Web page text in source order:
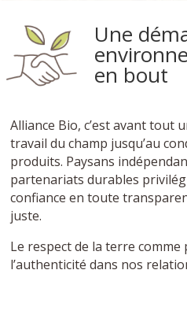
Une
en bout
Alliance Bio, c’est avant tout
travail du champ jusqu’au
produits. Paysans
partenariats durables
confiance en toute
juste.
Le respect de la terre
l’authenticité dans nos